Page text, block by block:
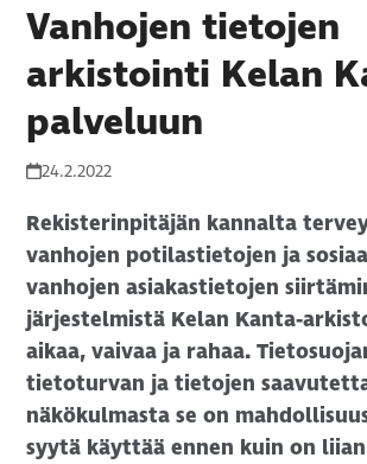
Vanhojen tietojen
arkistointi Kelan
palveluun
24.2.2022
Rekisterinpitäjän kannalta
vanhojen potilastietojen ja
vanhojen asiakastietojen
järjestelmistä Kelan Kanta-
aikaa, vaivaa ja rahaa.
tietoturvan ja tietojen
näkökulmasta se on
syytä käyttää ennen kuin on